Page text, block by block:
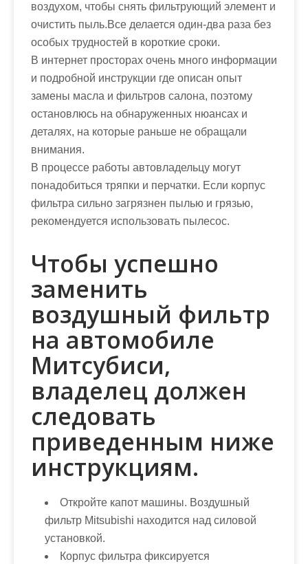
воздухом, чтобы снять фильтрующий элемент и
очистить пыль.Все делается один-два раза без
особых трудностей в короткие сроки.
В интернет просторах очень много информации
и подробной инструкции где описан опыт
замены масла и фильтров салона, поэтому
остановлюсь на обнаруженных нюансах и
деталях, на которые раньше не обращали
внимания.
В процессе работы автовладельцу могут
понадобиться тряпки и перчатки. Если корпус
фильтра сильно загрязнен пылью и грязью,
рекомендуется использовать пылесос.
Чтобы успешно
заменить
воздушный фильтр
на автомобиле
Митсубиси,
владелец должен
следовать
приведенным ниже
инструкциям.
Откройте капот машины. Воздушный
фильтр Mitsubishi находится над силовой
установкой.
Корпус фильтра фиксируется